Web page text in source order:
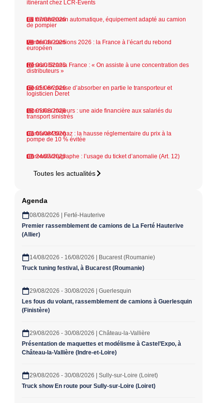
itinérant chez LCR-Events
07/08/2026
La transmission automatique, équipement adapté au camion
de pompier
06/08/2026
Ventes de camions 2026 : la France à l’écart du rebond
européen
06/08/2026
Réseau Scania France : « On assiste à une concentration des
distributeurs »
05/08/2026
Geodis en passe d’absorber en partie le transporteur et
logisticien Deret
05/08/2026
Incendies majeurs : une aide financière aux salariés du
transport sinistrés
05/08/2026
Carburant biogaz : la hausse réglementaire du prix à la
pompe de 10 % évitée
24/07/2026
Chronotachygraphe : l’usage du ticket d’anomalie (Art. 12)
Toutes les actualités
Agenda
08/08/2026 | Ferté-Hauterive
Premier rassemblement de camions de La Ferté Hauterive
(Allier)
14/08/2026 - 16/08/2026 | Bucarest (Roumanie)
Truck tuning festival, à Bucarest (Roumanie)
29/08/2026 - 30/08/2026 | Guerlesquin
Les fous du volant, rassemblement de camions à Guerlesquin
(Finistère)
29/08/2026 - 30/08/2026 | Château-la-Vallière
Présentation de maquettes et modélisme à Castel’Expo, à
Château-la-Vallière (Indre-et-Loire)
29/08/2026 - 30/08/2026 | Sully-sur-Loire (Loiret)
Truck show En route pour Sully-sur-Loire (Loiret)